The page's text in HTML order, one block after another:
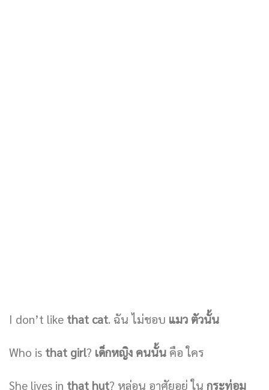
I don’t like that cat. ฉัน ไม่ชอบ แมว ตัวนั้น
Who is that girl? เด็กหญิง คนนั้น คือ ใคร
She lives in that hut? หล่อน อาศัยอยู่ ใน กระท่อม